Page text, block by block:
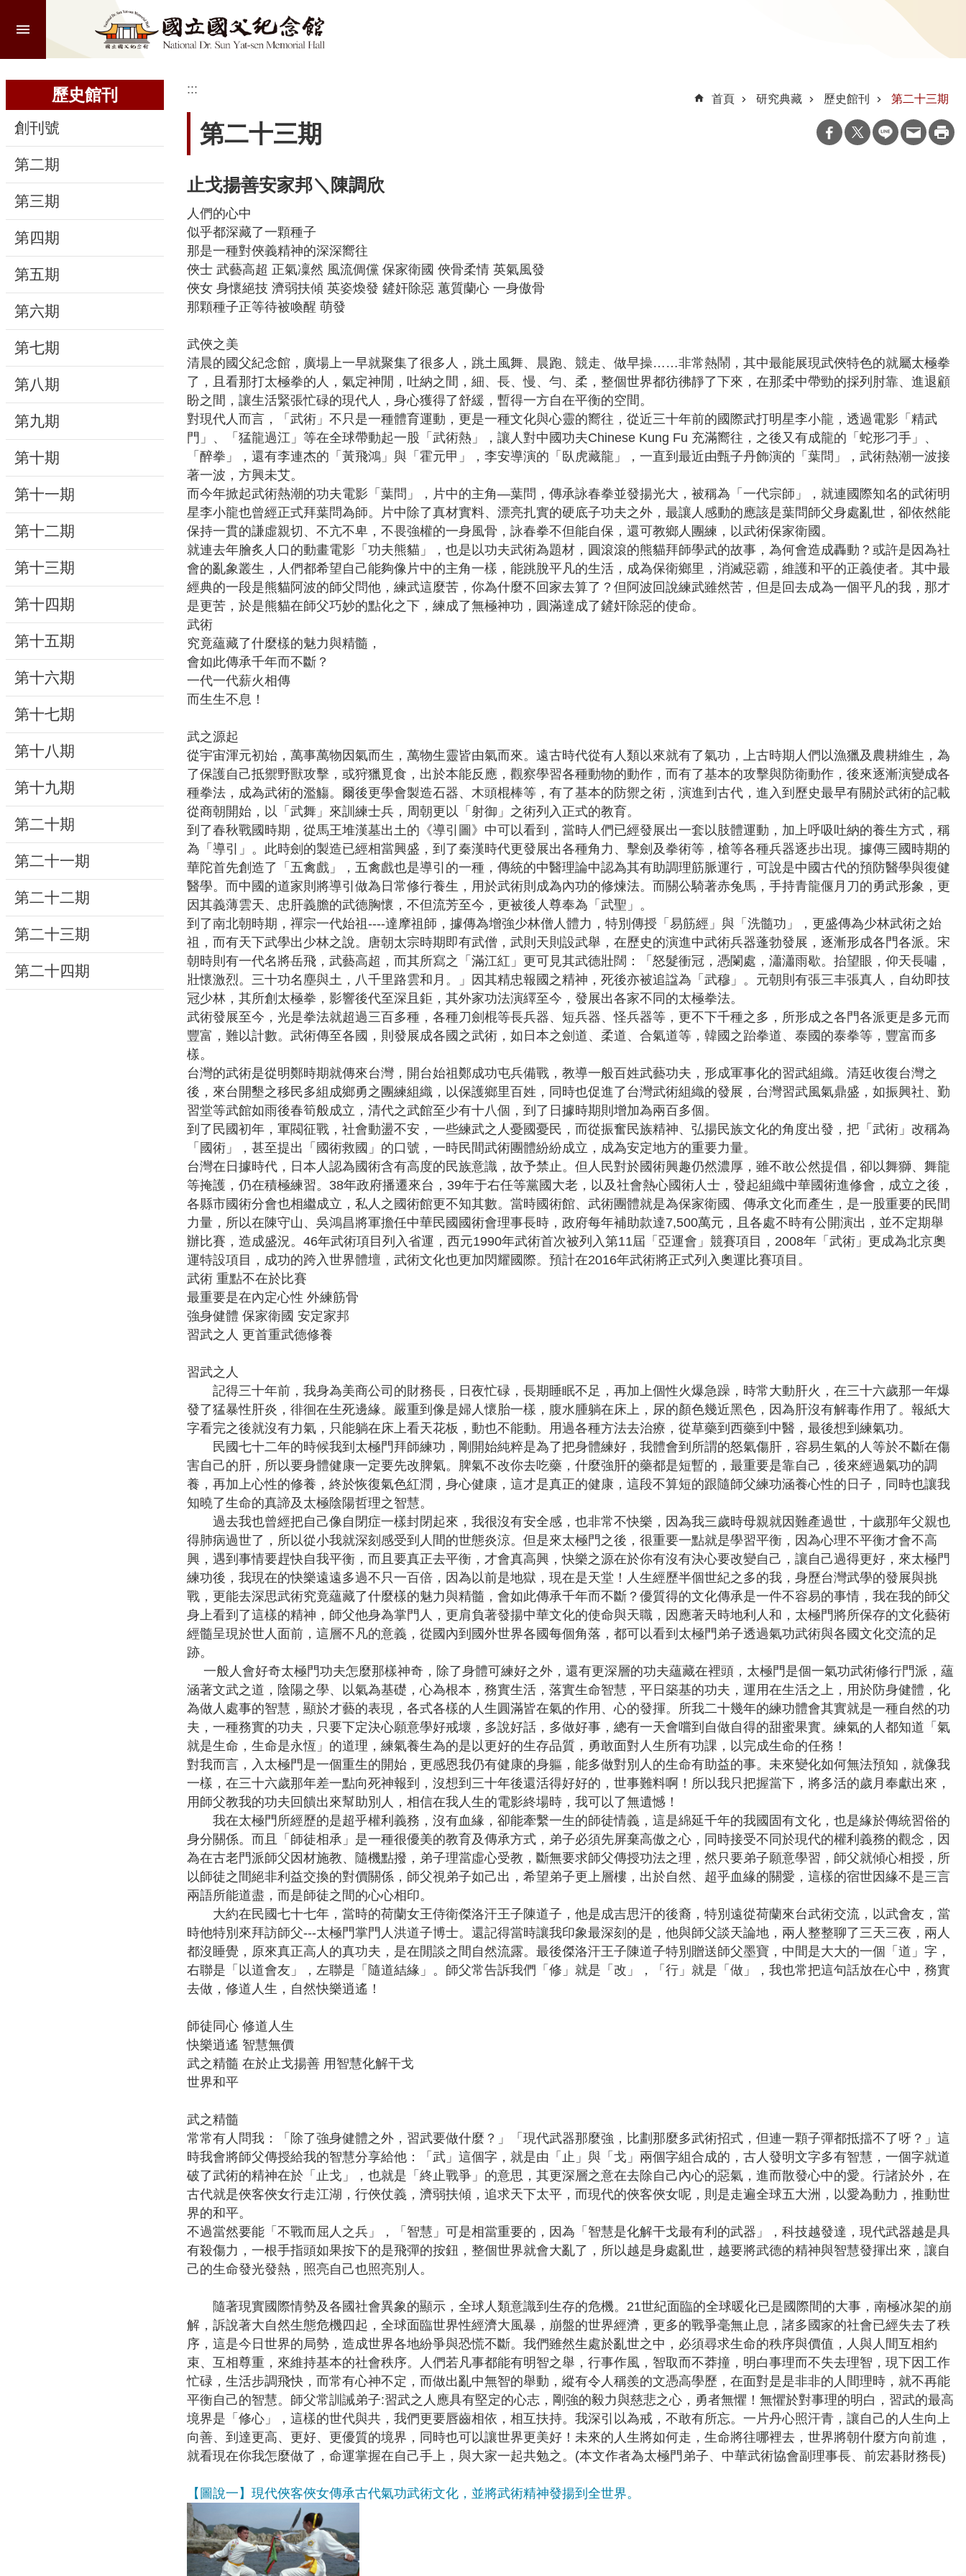
階
尋
認
識
本
館
參
觀
活
動
線
上
資
源
新
與
告
便
民
務
研
究
典
藏
性
別
平
等
政
府
資
訊
公
開
歷史館刊
創刊號
第二期
第三期
第四期
第五期
第六期
第七期
第八期
第九期
第十期
第十一期
第十二期
第十三期
第十四期
第十五期
第十六期
第十七期
第十八期
第十九期
第二十期
第二十一期
第二十二期
第二十三期
第二十四期
:::
首頁 研究典藏 歷史館刊 第二十三期
第二十三期
止戈揚善安家邦＼陳調欣
人們的心中
似乎都深藏了一顆種子
那是一種對俠義精神的深深嚮往
俠士 武藝高超 正氣凜然 風流倜儻 保家衛國 俠骨柔情 英氣風發
俠女 身懷絕技 濟弱扶傾 英姿煥發 鏟奸除惡 蕙質蘭心 一身傲骨
那顆種子正等待被喚醒 萌發
武俠之美
清晨的國父紀念館，廣場上一早就聚集了很多人，跳土風舞、晨跑、競走、做早操……非常熱鬧，其中最能展現武俠特色的就屬太極拳
了，且看那打太極拳的人，氣定神閒，吐納之間，細、長、慢、勻、柔，整個世界都彷彿靜了下來，在那柔中帶勁的採列肘靠、進退顧
盼之間，讓生活緊張忙碌的現代人，身心獲得了舒緩，暫得一方自在平衡的空間。
對現代人而言，「武術」不只是一種體育運動，更是一種文化與心靈的嚮往，從近三十年前的國際武打明星李小龍，透過電影「精武
門」、「猛龍過江」等在全球帶動起一股「武術熱」，讓人對中國功夫Chinese Kung Fu 充滿嚮往，之後又有成龍的「蛇形刁手」、
「醉拳」，還有李連杰的「黃飛鴻」與「霍元甲」，李安導演的「臥虎藏龍」，一直到最近由甄子丹飾演的「葉問」，武術熱潮一波接
著一波，方興未艾。
而今年掀起武術熱潮的功夫電影「葉問」，片中的主角—葉問，傳承詠春拳並發揚光大，被稱為「一代宗師」，就連國際知名的武術明
星李小龍也曾經正式拜葉問為師。片中除了真材實料、漂亮扎實的硬底子功夫之外，最讓人感動的應該是葉問師父身處亂世，卻依然能
保持一貫的謙虛親切、不亢不卑，不畏強權的一身風骨，詠春拳不但能自保，還可教鄉人團練，以武術保家衛國。
就連去年膾炙人口的動畫電影「功夫熊貓」，也是以功夫武術為題材，圓滾滾的熊貓拜師學武的故事，為何會造成轟動？或許是因為社
會的亂象叢生，人們都希望自己能夠像片中的主角一樣，能跳脫平凡的生活，成為保衛鄉里，消滅惡霸，維護和平的正義使者。其中最
經典的一段是熊貓阿波的師父問他，練武這麼苦，你為什麼不回家去算了？但阿波回說練武雖然苦，但是回去成為一個平凡的我，那才
是更苦，於是熊貓在師父巧妙的點化之下，練成了無極神功，圓滿達成了鏟奸除惡的使命。
武術
究竟蘊藏了什麼樣的魅力與精髓，
會如此傳承千年而不斷？
一代一代薪火相傳
而生生不息！
武之源起
從宇宙渾元初始，萬事萬物因氣而生，萬物生靈皆由氣而來。遠古時代從有人類以來就有了氣功，上古時期人們以漁獵及農耕維生，為
了保護自己抵禦野獸攻擊，或狩獵覓食，出於本能反應，觀察學習各種動物的動作，而有了基本的攻擊與防衛動作，後來逐漸演變成各
種拳法，成為武術的濫觴。爾後更學會製造石器、木頭棍棒等，有了基本的防禦之術，演進到古代，進入到歷史最早有關於武術的記載
從商朝開始，以「武舞」來訓練士兵，周朝更以「射御」之術列入正式的教育。
到了春秋戰國時期，從馬王堆漢墓出土的《導引圖》中可以看到，當時人們已經發展出一套以肢體運動，加上呼吸吐納的養生方式，稱
為「導引」。此時劍的製造已經相當興盛，到了秦漢時代更發展出各種角力、擊劍及拳術等，槍等各種兵器逐步出現。據傳三國時期的
華陀首先創造了「五禽戲」，五禽戲也是導引的一種，傳統的中醫理論中認為其有助調理筋脈運行，可說是中國古代的預防醫學與復健
醫學。而中國的道家則將導引做為日常修行養生，用於武術則成為內功的修煉法。而關公騎著赤兔馬，手持青龍偃月刀的勇武形象，更
因其義薄雲天、忠肝義膽的武德胸懷，不但流芳至今，更被後人尊奉為「武聖」。
到了南北朝時期，禪宗一代始祖----達摩祖師，據傳為增強少林僧人體力，特別傳授「易筋經」與「洗髓功」，更盛傳為少林武術之始
祖，而有天下武學出少林之說。唐朝太宗時期即有武僧，武則天則設武舉，在歷史的演進中武術兵器蓬勃發展，逐漸形成各門各派。宋
朝時則有一代名將岳飛，武藝高超，而其所寫之「滿江紅」更可見其武德壯闊：「怒髮衝冠，憑闌處，瀟瀟雨歇。抬望眼，仰天長嘯，
壯懷激烈。三十功名塵與土，八千里路雲和月。」因其精忠報國之精神，死後亦被追諡為「武穆」。元朝則有張三丰張真人，自幼即技
冠少林，其所創太極拳，影響後代至深且鉅，其外家功法演繹至今，發展出各家不同的太極拳法。
武術發展至今，光是拳法就超過三百多種，各種刀劍棍等長兵器、短兵器、怪兵器等，更不下千種之多，所形成之各門各派更是多元而
豐富，難以計數。武術傳至各國，則發展成各國之武術，如日本之劍道、柔道、合氣道等，韓國之跆拳道、泰國的泰拳等，豐富而多
樣。
台灣的武術是從明鄭時期就傳來台灣，開台始祖鄭成功屯兵備戰，教導一般百姓武藝功夫，形成軍事化的習武組織。清廷收復台灣之
後，來台開墾之移民多組成鄉勇之團練組織，以保護鄉里百姓，同時也促進了台灣武術組織的發展，台灣習武風氣鼎盛，如振興社、勤
習堂等武館如雨後春筍般成立，清代之武館至少有十八個，到了日據時期則增加為兩百多個。
到了民國初年，軍閥征戰，社會動盪不安，一些練武之人憂國憂民，而從振奮民族精神、弘揚民族文化的角度出發，把「武術」改稱為
「國術」，甚至提出「國術救國」的口號，一時民間武術團體紛紛成立，成為安定地方的重要力量。
台灣在日據時代，日本人認為國術含有高度的民族意識，故予禁止。但人民對於國術興趣仍然濃厚，雖不敢公然提倡，卻以舞獅、舞龍
等掩護，仍在積極練習。38年政府播遷來台，39年于右任等黨國大老，以及社會熱心國術人士，發起組織中華國術進修會，成立之後，
各縣市國術分會也相繼成立，私人之國術館更不知其數。當時國術館、武術團體就是為保家衛國、傳承文化而產生，是一股重要的民間
力量，所以在陳守山、吳鴻昌將軍擔任中華民國國術會理事長時，政府每年補助款達7,500萬元，且各處不時有公開演出，並不定期舉
辦比賽，造成盛況。46年武術項目列入省運，西元1990年武術首次被列入第11屆「亞運會」競賽項目，2008年「武術」更成為北京奧
運特設項目，成功的跨入世界體壇，武術文化也更加閃耀國際。預計在2016年武術將正式列入奧運比賽項目。
武術 重點不在於比賽
最重要是在內定心性 外練筋骨
強身健體 保家衛國 安定家邦
習武之人 更首重武德修養
習武之人
記得三十年前，我身為美商公司的財務長，日夜忙碌，長期睡眠不足，再加上個性火爆急躁，時常大動肝火，在三十六歲那一年爆
發了猛暴性肝炎，徘徊在生死邊緣。嚴重到像是婦人懷胎一樣，腹水腫躺在床上，尿的顏色幾近黑色，因為肝沒有解毒作用了。報紙大
字看完之後就沒有力氣，只能躺在床上看天花板，動也不能動。用過各種方法去治療，從草藥到西藥到中醫，最後想到練氣功。
民國七十二年的時候我到太極門拜師練功，剛開始純粹是為了把身體練好，我體會到所謂的怒氣傷肝，容易生氣的人等於不斷在傷
害自己的肝，所以要身體健康一定要先改脾氣。脾氣不改你去吃藥，什麼強肝的藥都是短暫的，最重要是靠自己，後來經過氣功的調
養，再加上心性的修養，終於恢復氣色紅潤，身心健康，這才是真正的健康，這段不算短的跟隨師父練功涵養心性的日子，同時也讓我
知曉了生命的真諦及太極陰陽哲理之智慧。
過去我也曾經把自己像自閉症一樣封閉起來，我很沒有安全感，也非常不快樂，因為我三歲時母親就因難產過世，十歲那年父親也
得肺病過世了，所以從小我就深刻感受到人間的世態炎涼。但是來太極門之後，很重要一點就是學習平衡，因為心理不平衡才會不高
興，遇到事情要趕快自我平衡，而且要真正去平衡，才會真高興，快樂之源在於你有沒有決心要改變自己，讓自己過得更好，來太極門
練功後，我現在的快樂遠遠多過不只一百倍，因為以前是地獄，現在是天堂！人生經歷半個世紀之多的我，身歷台灣武學的發展與挑
戰，更能去深思武術究竟蘊藏了什麼樣的魅力與精髓，會如此傳承千年而不斷？優質得的文化傳承是一件不容易的事情，我在我的師父
身上看到了這樣的精神，師父他身為掌門人，更肩負著發揚中華文化的使命與天職，因應著天時地利人和，太極門將所保存的文化藝術
經髓呈現於世人面前，這層不凡的意義，從國內到國外世界各國每個角落，都可以看到太極門弟子透過氣功武術與各國文化交流的足
跡。
一般人會好奇太極門功夫怎麼那樣神奇，除了身體可練好之外，還有更深層的功夫蘊藏在裡頭，太極門是個一氣功武術修行門派，蘊
涵著文武之道，陰陽之學、以氣為基礎，心為根本，務實生活，落實生命智慧，平日築基的功夫，運用在生活之上，用於防身健體，化
為做人處事的智慧，顯於才藝的表現，各式各樣的人生圓滿皆在氣的作用、心的發揮。所我二十幾年的練功體會其實就是一種自然的功
夫，一種務實的功夫，只要下定決心願意學好戒壞，多說好話，多做好事，總有一天會嚐到自做自得的甜蜜果實。練氣的人都知道「氣
就是生命，生命是永恆」的道理，練氣養生為的是以更好的生存品質，勇敢面對人生所有功課，以完成生命的任務！
對我而言，入太極門是一個重生的開始，更感恩我仍有健康的身軀，能多做對別人的生命有助益的事。未來變化如何無法預知，就像我
一樣，在三十六歲那年差一點向死神報到，沒想到三十年後還活得好好的，世事難料啊！所以我只把握當下，將多活的歲月奉獻出來，
用師父教我的功夫回饋出來幫助別人，相信在我人生的電影終場時，我可以了無遺憾！
我在太極門所經歷的是超乎權利義務，沒有血緣，卻能牽繫一生的師徒情義，這是綿延千年的我國固有文化，也是緣於傳統習俗的
身分關係。而且「師徒相承」是一種很優美的教育及傳承方式，弟子必須先屏棄高傲之心，同時接受不同於現代的權利義務的觀念，因
為在古老門派師父因材施教、隨機點撥，弟子理當虛心受教，斷無要求師父傳授功法之理，然只要弟子願意學習，師父就傾心相授，所
以師徒之間絕非利益交換的對價關係，師父視弟子如己出，希望弟子更上層樓，出於自然、超乎血緣的關愛，這樣的宿世因緣不是三言
兩語所能道盡，而是師徒之間的心心相印。
大約在民國七十七年，當時的荷蘭女王侍衛傑洛汗王子陳道子，他是成吉思汗的後裔，特別遠從荷蘭來台武術交流，以武會友，當
時他特別來拜訪師父---太極門掌門人洪道子博士。還記得當時讓我印象最深刻的是，他與師父談天論地，兩人整整聊了三天三夜，兩人
都沒睡覺，原來真正高人的真功夫，是在閒談之間自然流露。最後傑洛汗王子陳道子特別贈送師父墨寶，中間是大大的一個「道」字，
右聯是「以道會友」，左聯是「隨道結緣」。師父常告訴我們「修」就是「改」，「行」就是「做」，我也常把這句話放在心中，務實
去做，修道人生，自然快樂逍遙！
師徒同心 修道人生
快樂逍遙 智慧無價
武之精髓 在於止戈揚善 用智慧化解干戈
世界和平
武之精髓
常常有人問我：「除了強身健體之外，習武要做什麼？」「現代武器那麼強，比劃那麼多武術招式，但連一顆子彈都抵擋不了呀？」這
時我會將師父傳授給我的智慧分享給他：「武」這個字，就是由「止」與「戈」兩個字組合成的，古人發明文字多有智慧，一個字就道
破了武術的精神在於「止戈」，也就是「終止戰爭」的意思，其更深層之意在去除自己內心的惡氣，進而散發心中的愛。行諸於外，在
古代就是俠客俠女行走江湖，行俠仗義，濟弱扶傾，追求天下太平，而現代的俠客俠女呢，則是走遍全球五大洲，以愛為動力，推動世
界的和平。
不過當然要能「不戰而屈人之兵」，「智慧」可是相當重要的，因為「智慧是化解干戈最有利的武器」，科技越發達，現代武器越是具
有殺傷力，一根手指頭如果按下的是飛彈的按鈕，整個世界就會大亂了，所以越是身處亂世，越要將武德的精神與智慧發揮出來，讓自
己的生命發光發熱，照亮自己也照亮別人。
隨著現實國際情勢及各國社會異象的顯示，全球人類意識到生存的危機。21世紀面臨的全球暖化已是國際間的大事，南極冰架的崩
解，訴說著大自然生態危機四起，全球面臨世界性經濟大風暴，崩盤的世界經濟，更多的戰爭毫無止息，諸多國家的社會已經失去了秩
序，這是今日世界的局勢，造成世界各地紛爭與恐慌不斷。我們雖然生處於亂世之中，必須尋求生命的秩序與價值，人與人間互相約
束、互相尊重，來維持基本的社會秩序。人們若凡事都能有明智之舉，行事作風，智取而不莽撞，明白事理而不失去理智，現下因工作
忙碌，生活步調飛快，而常有心神不定，而做出亂中無智的舉動，縱有令人稱羨的文憑高學歷，在面對是是非非的人間理時，就不再能
平衡自己的智慧。師父常訓誡弟子:習武之人應具有堅定的心志，剛強的毅力與慈悲之心，勇者無懼！無懼於對事理的明白，習武的最高
境界是「修心」，這樣的世代與共，我們更要唇齒相依，相互扶持。我深引以為戒，不敢有所忘。一片丹心照汗青，讓自己的人生向上
向善、到達更高、更好、更優質的境界，同時也可以讓世界更美好！未來的人生將如何走，生命將往哪裡去，世界將朝什麼方向前進，
就看現在你我怎麼做了，命運掌握在自己手上，與大家一起共勉之。(本文作者為太極門弟子、中華武術協會副理事長、前宏碁財務長)
【圖說一】現代俠客俠女傳承古代氣功武術文化，並將武術精神發揚到全世界。